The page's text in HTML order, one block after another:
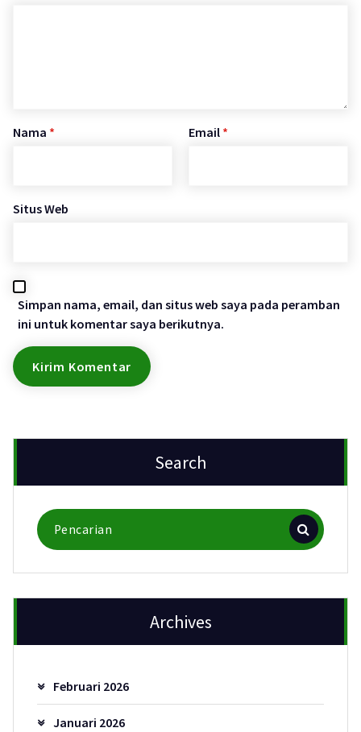
Nama * Email *
Situs Web
Simpan nama, email, dan situs web saya pada peramban
ini untuk komentar saya berikutnya.
Search
Pencarian
untuk:
Archives
Februari 2026
Januari 2026